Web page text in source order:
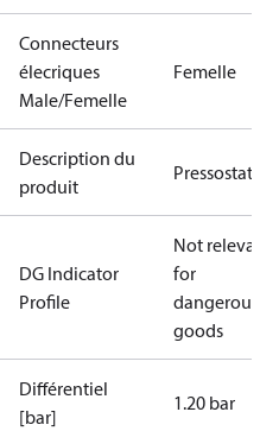
Connecteurs
élecriques
Male/Femelle
Femelle
Description du
produit
Pressostat
DG Indicator
Profile
Not relevant
for
dangerous
goods
Différentiel
[bar]
1.20 bar